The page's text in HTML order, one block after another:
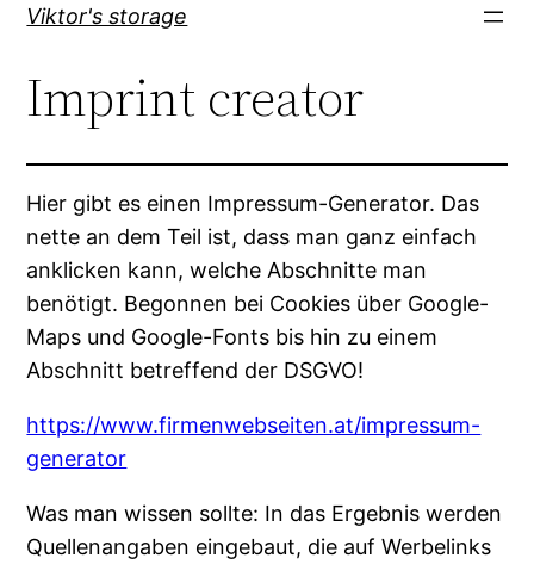
Direkt
Inhalt
wechseln
Viktor's storage
Imprint creator
Hier gibt es einen Impressum-Generator. Das
nette an dem Teil ist, dass man ganz einfach
anklicken kann, welche Abschnitte man
benötigt. Begonnen bei Cookies über Google-
Maps und Google-Fonts bis hin zu einem
Abschnitt betreffend der DSGVO!
https://www.firmenwebseiten.at/impressum-
generator
Was man wissen sollte: In das Ergebnis werden
Quellenangaben eingebaut, die auf Werbelinks